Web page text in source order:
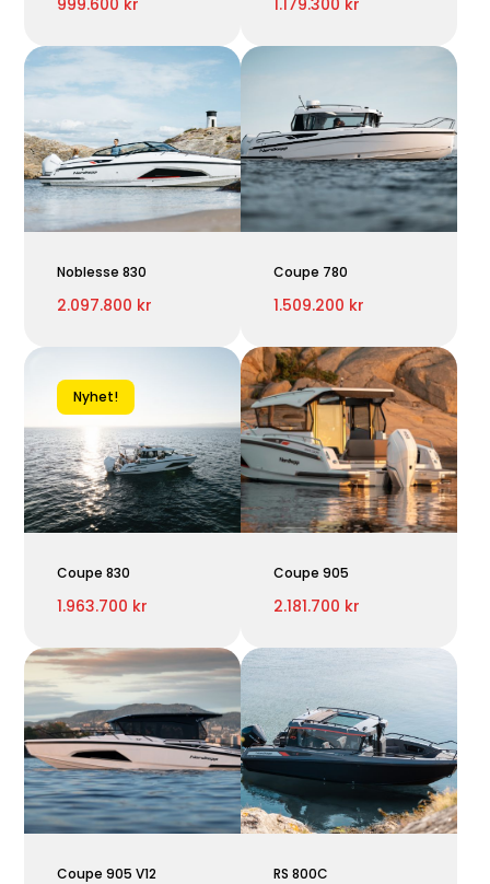
Noblesse 830
2.097.800 kr
Coupe 780
1.509.200 kr
Nyhet!
Coupe 830
1.963.700 kr
Coupe 905
2.181.700 kr
Coupe 905 V12 RS 800C